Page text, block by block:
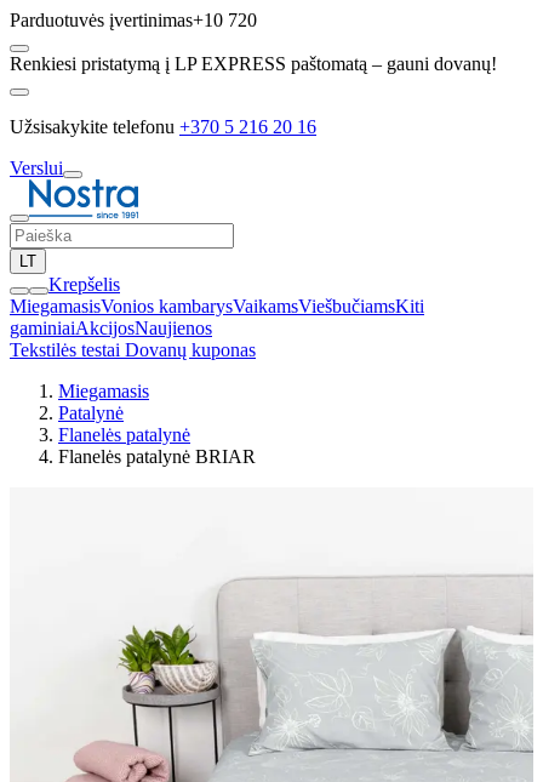
Parduotuvės įvertinimas+10 720
Renkiesi pristatymą į LP EXPRESS paštomatą – gauni dovanų!
Užsisakykite telefonu +370 5 216 20 16
Verslui
LT
Krepšelis
MiegamasisVonios kambarysVaikamsViešbučiamsKiti
gaminiaiAkcijosNaujienos
Tekstilės testai Dovanų kuponas
Miegamasis
Patalynė
Flanelės patalynė
Flanelės patalynė BRIAR